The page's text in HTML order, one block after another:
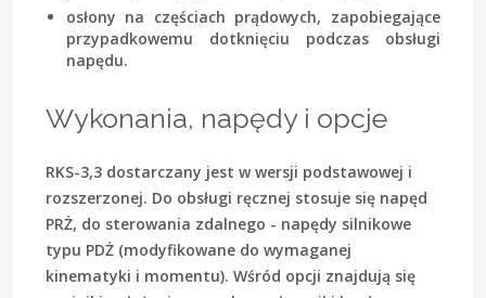
osłony na częściach prądowych, zapobiegające
przypadkowemu dotknięciu podczas obsługi
napędu.
Wykonania, napędy i opcje
RKS-3,3 dostarczany jest w wersji podstawowej i
rozszerzonej. Do obsługi ręcznej stosuje się napęd
PRŻ, do sterowania zdalnego - napędy silnikowe
typu PDŻ (modyfikowane do wymaganej
kinematyki i momentu). Wśród opcji znajdują się